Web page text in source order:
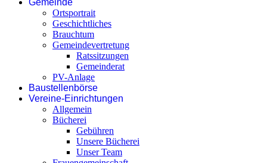
Ortsportrait
Geschichtliches
Brauchtum
Gemeindevertretung
Ratssitzungen
Gemeinderat
PV-Anlage
Baustellenbörse
Vereine-Einrichtungen
Allgemein
Bücherei
Gebühren
Unsere Bücherei
Unser Team